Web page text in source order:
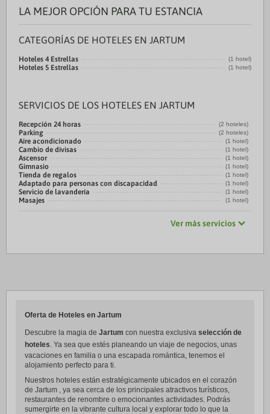
LA MEJOR OPCIÓN PARA TU ESTANCIA
CATEGORÍAS DE HOTELES EN JARTUM
Hoteles 4 Estrellas (1 hotel)
Hoteles 5 Estrellas (1 hotel)
SERVICIOS DE LOS HOTELES EN JARTUM
Recepción 24 horas (2 hoteles)
Parking (2 hoteles)
Aire acondicionado (1 hotel)
Cambio de divisas (1 hotel)
Ascensor (1 hotel)
Gimnasio (1 hotel)
Tienda de regalos (1 hotel)
Adaptado para personas con discapacidad (1 hotel)
Servicio de lavandería (1 hotel)
Masajes (1 hotel)
Ver más servicios
Oferta de Hoteles en Jartum
Descubre la magia de Jartum con nuestra exclusiva selección de
hoteles. Ya sea que estés planeando un viaje de negocios, unas
vacaciones en familia o una escapada romántica, tenemos el
alojamiento perfecto para ti.
Nuestros hoteles están estratégicamente ubicados en el corazón
de Jartum , ya sea cerca de los principales atractivos turísticos,
restaurantes de renombre o emocionantes actividades. Podrás
sumergirte en la vibrante cultura local y explorar todo lo que la